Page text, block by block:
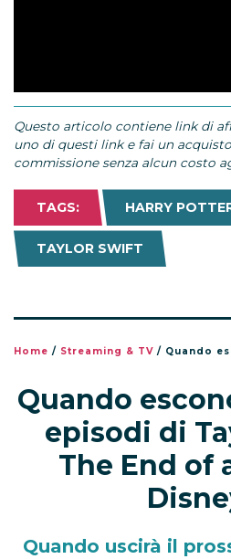
Questo articolo contiene link di
uno di questi link e fai un
commissione senza alcun costo
TAGS: HARRY
TAYLOR SWIFT
Home / Streaming & TV / Quando escono i
Quando
episodi di
The End of
Quando uscirà il